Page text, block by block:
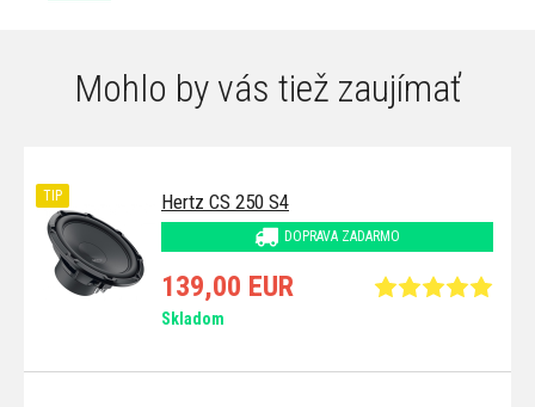
Mohlo by vás tiež zaujímať
Hertz CS 250 S4
DOPRAVA ZADARMO
TIP
139,00 EUR
Skladom